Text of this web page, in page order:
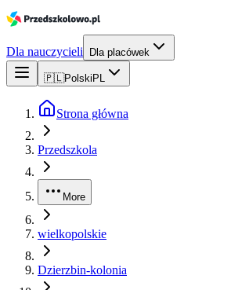
Dla nauczycieli Dla placówek
🇵🇱Polski PL
Strona główna
Przedszkola
More
wielkopolskie
Dzierzbin-kolonia